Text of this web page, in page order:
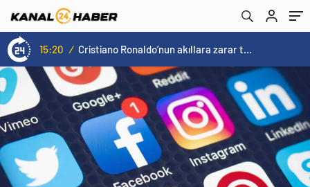
14:57 / Galatasaray’a kötü haber! Monaco’dan flaş Onyekuru kararı.